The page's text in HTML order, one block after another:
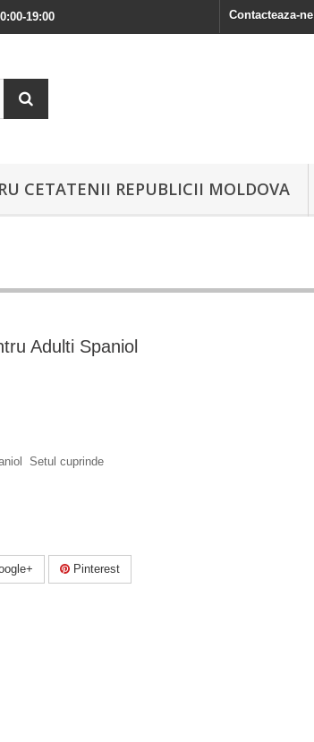
Contacteaza-ne
19:00
CETATENII REPUBLICII MOLDOVA
Adulti Spaniol
Setul cuprinde
Pinterest